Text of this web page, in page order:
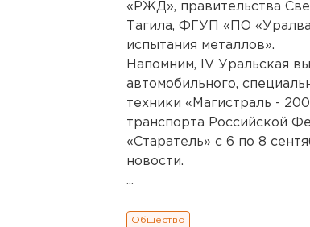
«РЖД», правительства
Тагила, ФГУП «ПО
испытания металлов».
Напомним, IV Уральская
автомобильного,
техники «Магистраль -
транспорта Российской
«Старатель» с 6 по 8
новости.
...
Общество